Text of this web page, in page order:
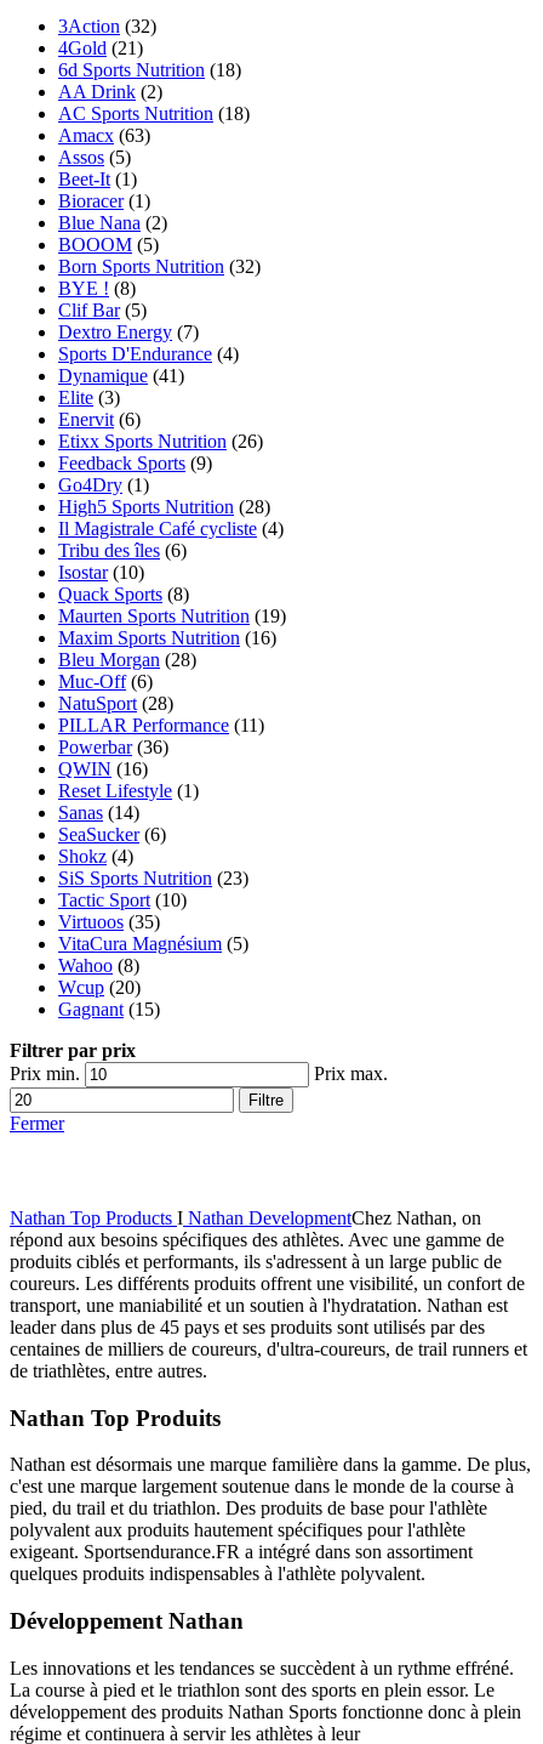
3Action (32)
4Gold (21)
6d Sports Nutrition (18)
AA Drink (2)
AC Sports Nutrition (18)
Amacx (63)
Assos (5)
Beet-It (1)
Bioracer (1)
Blue Nana (2)
BOOOM (5)
Born Sports Nutrition (32)
BYE ! (8)
Clif Bar (5)
Dextro Energy (7)
Sports D'Endurance (4)
Dynamique (41)
Elite (3)
Enervit (6)
Etixx Sports Nutrition (26)
Feedback Sports (9)
Go4Dry (1)
High5 Sports Nutrition (28)
Il Magistrale Café cycliste (4)
Tribu des îles (6)
Isostar (10)
Quack Sports (8)
Maurten Sports Nutrition (19)
Maxim Sports Nutrition (16)
Bleu Morgan (28)
Muc-Off (6)
NatuSport (28)
PILLAR Performance (11)
Powerbar (36)
QWIN (16)
Reset Lifestyle (1)
Sanas (14)
SeaSucker (6)
Shokz (4)
SiS Sports Nutrition (23)
Tactic Sport (10)
Virtuoos (35)
VitaCura Magnésium (5)
Wahoo (8)
Wcup (20)
Gagnant (15)
Filtrer par prix
Prix min.
Prix max.
Filtre
Fermer
Nathan Top Products I Nathan DevelopmentChez Nathan, on
répond aux besoins spécifiques des athlètes. Avec une gamme de
produits ciblés et performants, ils s'adressent à un large public de
coureurs. Les différents produits offrent une visibilité, un confort de
transport, une maniabilité et un soutien à l'hydratation. Nathan est
leader dans plus de 45 pays et ses produits sont utilisés par des
centaines de milliers de coureurs, d'ultra-coureurs, de trail runners et
de triathlètes, entre autres.
Nathan Top Produits
Nathan est désormais une marque familière dans la gamme. De plus,
c'est une marque largement soutenue dans le monde de la course à
pied, du trail et du triathlon. Des produits de base pour l'athlète
polyvalent aux produits hautement spécifiques pour l'athlète
exigeant. Sportsendurance.FR a intégré dans son assortiment
quelques produits indispensables à l'athlète polyvalent.
Développement Nathan
Les innovations et les tendances se succèdent à un rythme effréné.
La course à pied et le triathlon sont des sports en plein essor. Le
développement des produits Nathan Sports fonctionne donc à plein
régime et continuera à servir les athlètes à leur